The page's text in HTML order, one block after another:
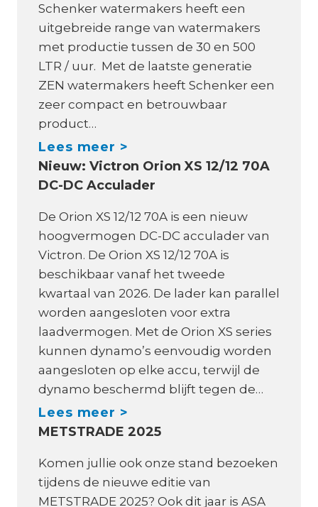
e
n
k
e
a
t
r
m
a
k
e
r
s
?
Schenker watermakers heeft een
uitgebreide range van watermakers
met productie tussen de 30 en 500
LTR / uur. Met de laatste generatie
ZEN watermakers heeft Schenker een
zeer compact en betrouwbaar
product…
Lees meer >
S
A
o
E
e
c
t
r
,
i
e
Nieuw: Victron Orion XS 12/12 70A
DC-DC Acculader
De Orion XS 12/12 70A is een nieuw
hoogvermogen DC-DC acculader van
Victron. De Orion XS 12/12 70A is
beschikbaar vanaf het tweede
kwartaal van 2026. De lader kan parallel
worden aangesloten voor extra
laadvermogen. Met de Orion XS series
kunnen dynamo’s eenvoudig worden
aangesloten op elke accu, terwijl de
dynamo beschermd blijft tegen de…
Lees meer >
i
u
w
METSTRADE 2025
Komen jullie ook onze stand bezoeken
tijdens de nieuwe editie van
METSTRADE 2025? Ook dit jaar is ASA